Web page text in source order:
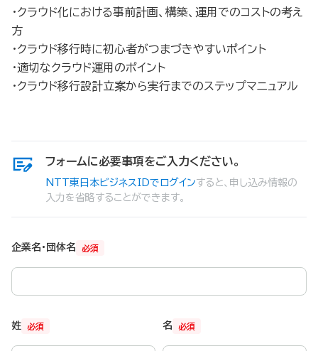
・クラウド化における事前計画、構築、運用でのコストの考え
方
・クラウド移行時に初心者がつまづきやすいポイント
・適切なクラウド運用のポイント
・クラウド移行設計立案から実行までのステップマニュアル
フォームに必要事項をご入力ください。
NTT東日本ビジネスIDでログインすると、申し込み情報の
入力を省略することができます。
必須
企業名・団体名
必須
姓 必須
名